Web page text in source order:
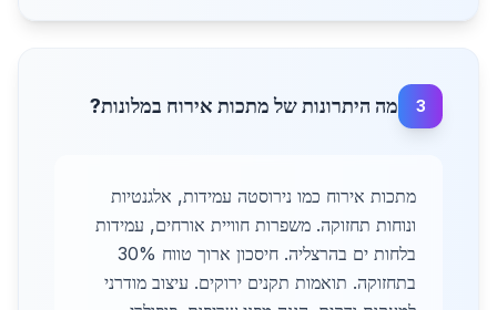
3 מה היתרונות של מתכות אירוח במלונות?
מתכות אירוח כמו נירוסטה עמידות, אלגנטיות
ונוחות תחזוקה. משפרות חוויית אורחים, עמידות
בלחות ים בהרצליה. חיסכון ארוך טווח 30%
בתחזוקה. תואמות תקנים ירוקים. עיצוב מודרני